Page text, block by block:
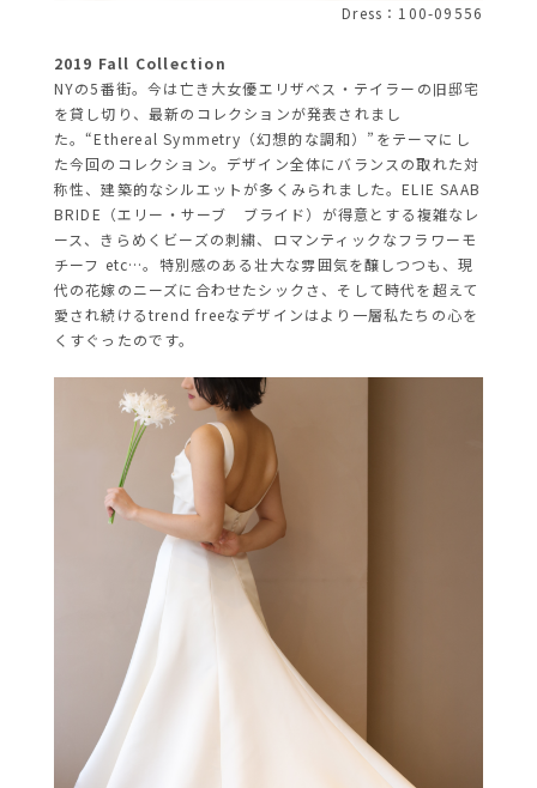
Dress：100-09556
2019 Fall Collection
NYの5番街。今は亡き大女優エリザベス・テイラーの旧邸宅
を貸し切り、最新のコレクションが発表されまし
た。“Ethereal Symmetry（幻想的な調和）”をテーマにし
た今回のコレクション。デザイン全体にバランスの取れた対
称性、建築的なシルエットが多くみられました。ELIE SAAB
BRIDE（エリー・サーブ ブライド）が得意とする複雑なレ
ース、きらめくビーズの刺繍、ロマンティックなフラワーモ
チーフ etc…。特別感のある壮大な雰囲気を醸しつつも、現
代の花嫁のニーズに合わせたシックさ、そして時代を超えて
愛され続けるtrend freeなデザインはより一層私たちの心を
くすぐったのです。